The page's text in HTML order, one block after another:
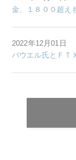
金、１８００超え
2022年12月01日
パウエル氏とＦＴ